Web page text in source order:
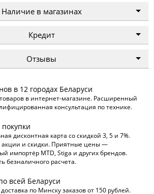
Наличие в магазинах
Кредит
Отзывы
в 12 городах Беларуси
в интернет-магазине. Расширенный
консультация по технике.
дисконтная карта со скидкой 3, 5 и 7%.
акции и скидки. Приятные цены —
импортёр MTD, Stiga и других брендов.
безналичного расчета.
всей Беларуси
по Минску заказов от 150 рублей.